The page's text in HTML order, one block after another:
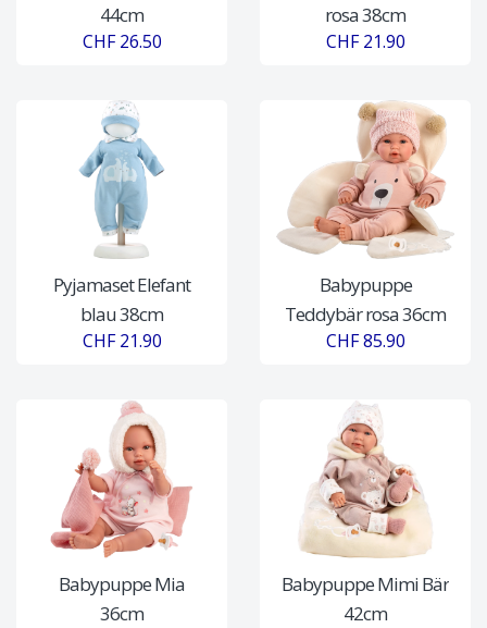
44cm
CHF 26.50
rosa 38cm
CHF 21.90
Pyjamaset Elefant
blau 38cm
CHF 21.90
Babypuppe
Teddybär rosa 36cm
CHF 85.90
Babypuppe Mia
36cm
Babypuppe Mimi Bär
42cm